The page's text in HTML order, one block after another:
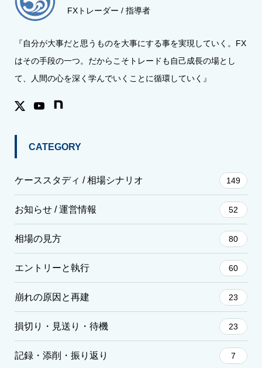
FXトレーダー / 指導者
『自分が大事だと思うものを大事にする事を実現していく。FX
はその手段の一つ。だからこそトレードも自己成長の場とし
て、人間の心を深く学んでいくことに循環していく』
CATEGORY
ケーススタディ / 相場シナリオ 149
お知らせ / 運営情報 52
相場の見方 80
エントリーと執行 60
崩れの原因と再建 23
損切り・見送り・待機 23
記録・添削・振り返り 7